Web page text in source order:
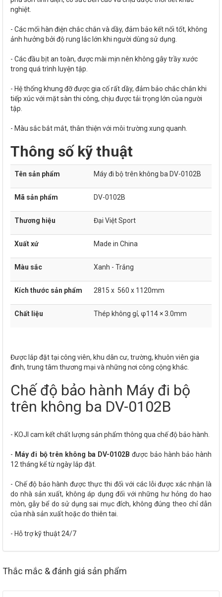
nghiệt.
- Các mối hàn điện chắc chắn và dầy, đảm bảo kết nối tốt, không
ảnh hưởng bởi độ rung lắc lớn khi người dùng sử dụng.
- Các đầu bịt an toàn, được mài mịn nên không gây trầy xước
trong quá trình luyện tập.
- Hệ thống khung đỡ được gia cố rất dầy, đảm bảo chắc chắn khi
tiếp xúc với mặt sàn thi công, chịu được tải trọng lớn của người
tập.
- Màu sắc bắt mắt, thân thiện với môi trường xung quanh.
Thông số kỹ thuật
Tên sản phẩm Máy đi bộ trên không ba DV-0102B
Mã sản phẩm DV-0102B
Thương hiệu Đại Việt Sport
Xuất xứ Made in China
Màu sắc Xanh - Trắng
Kích thước sản phẩm 2815 x 560 x 1120mm
Chất liệu Thép không gỉ, φ114 × 3.0mm
Được lắp đặt tại công viên, khu dân cư, trường, khuôn viên gia
đình, trung tâm thương mại và những nơi công cộng khác.
Chế độ bảo hành Máy đi bộ
trên không ba DV-0102B
- KOJI cam kết chất lượng sản phẩm thông qua chế độ bảo hành.
- Máy đi bộ trên không ba DV-0102B được bảo hành bảo hành
12 tháng kể từ ngày lắp đặt.
- Chế độ bảo hành được thực thi đối với các lỗi được xác nhận là
do nhà sản xuất, không áp dụng đối với những hư hỏng do hao
mòn, gẫy bể do sử dụng sai mục đích, không đúng theo chỉ dẫn
của nhà sản xuất hoặc do thiên tai.
- Hỗ trợ kỹ thuật 24/7
Thắc mắc & đánh giá sản phẩm